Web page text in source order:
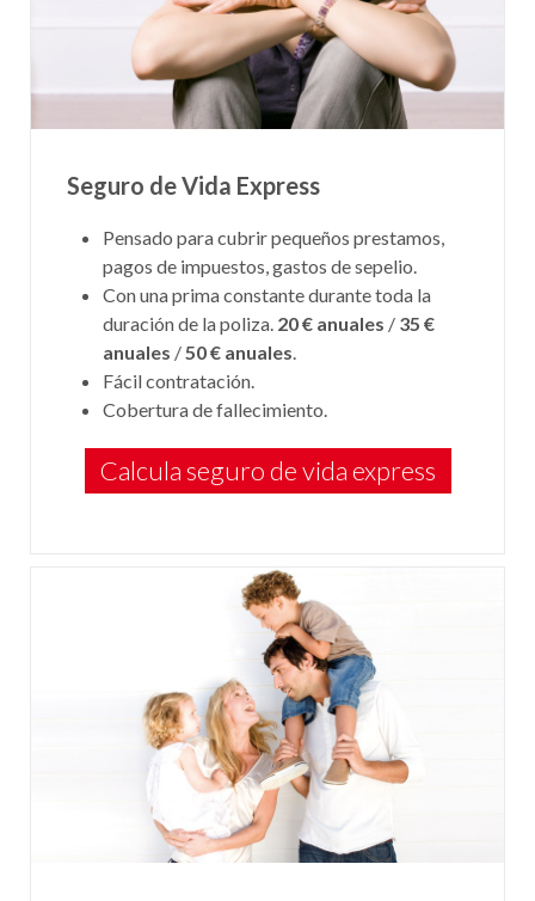
Seguro de Vida Express
Pensado para cubrir pequeños prestamos,
pagos de impuestos, gastos de sepelio.
Con una prima constante durante toda la
duración de la poliza. 20 € anuales / 35 €
anuales / 50 € anuales
Fácil contratación.
Cobertura de fallecimiento.
Calcula seguro de vida express